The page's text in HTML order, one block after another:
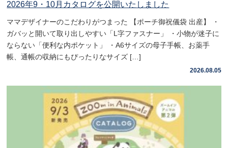
2026年9・10月カタログを公開いたしました
ママデザイナーのこだわりがつまった 【ポーチ御祝儀袋 出産】 ・
ガバッと開いて取り出しやすい「L字ファスナー」 ・小物が迷子に
ならない「便利な内ポケット」 ・A6サイズの母子手帳、お薬手
帳、通帳の収納にもぴったりなサイズ […]
2026.08.05